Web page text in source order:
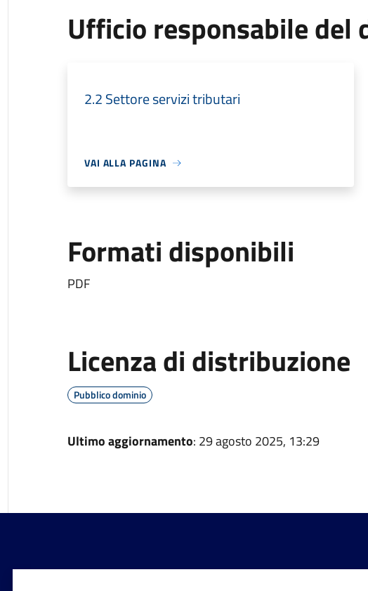
Ufficio responsabile del
2.2 Settore servizi tributari
VAI ALLA PAGINA
Formati disponibili
PDF
Licenza di distribuzione
Pubblico dominio
Ultimo aggiornamento: 29 agosto 2025, 13:29